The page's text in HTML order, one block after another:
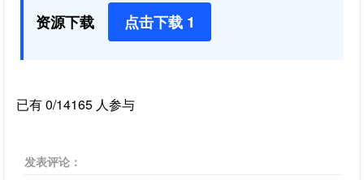
资源下载 点击下载 1
已有 0/14165 人参与
发表评论：